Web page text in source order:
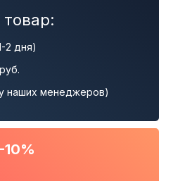
2 дня)
наших менеджеров)